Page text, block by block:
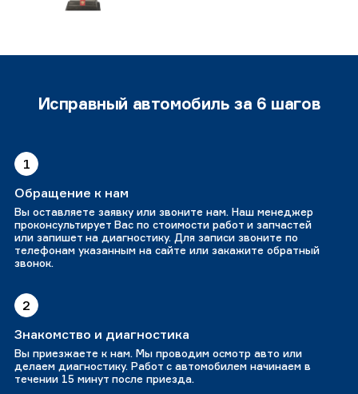
Исправный автомобиль за 6 шагов
1
Обращение к нам
Вы оставляете заявку или звоните нам. Наш менеджер
проконсультирует Вас по стоимости работ и запчастей
или запишет на диагностику. Для записи звоните по
телефонам указанным на сайте или закажите обратный
звонок.
2
Знакомство и диагностика
Вы приезжаете к нам. Мы проводим осмотр авто или
делаем диагностику. Работ с автомобилем начинаем в
течении 15 минут после приезда.